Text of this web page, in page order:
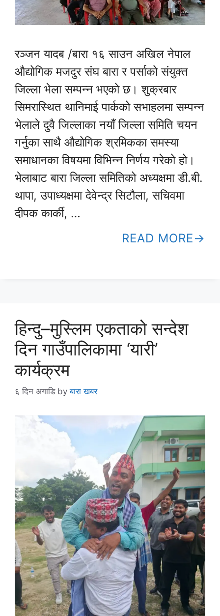
रञ्जन यादब /बारा १६ साउन अखिल नेपाल
औद्योगिक मजदुर संघ बारा र पर्साको संयुक्त
जिल्ला भेला सम्पन्न भएको छ। शुक्रबार
सिमरास्थित थानिमाई पार्कको सभाहलमा सम्पन्न
भेलाले दुवै जिल्लाका नयाँ जिल्ला समिति चयन
गर्नुका साथै औद्योगिक श्रमिकका समस्या
समाधानका विषयमा विभिन्न निर्णय गरेको हो।
भेलाबाट बारा जिल्ला समितिको अध्यक्षमा डी.बी.
थापा, उपाध्यक्षमा देवेन्द्र सिटौला, सचिवमा
दीपक कार्की, …
READ MORE
हिन्दु–मुस्लिम एकताको सन्देश
दिन गाउँपालिकामा ‘यारी’
कार्यक्रम
६ दिन अगाडि byबारा खबर